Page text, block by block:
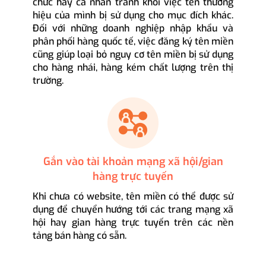
hiệu của mình bị sử dụng cho mục đích khác.
Đối với những doanh nghiệp nhập khẩu và
phân phối hàng quốc tế, việc đăng ký tên miền
cũng giúp loại bỏ nguy cơ tên miền bị sử dụng
cho hàng nhái, hàng kém chất lượng trên thị
trường.
Gắn vào tài khoản mạng xã hội/gian
hàng trực tuyến
Khi chưa có website, tên miền có thể được sử
dụng để chuyển hướng tới các trang mạng xã
hội hay gian hàng trực tuyến trên các nền
tảng bán hàng có sẵn.